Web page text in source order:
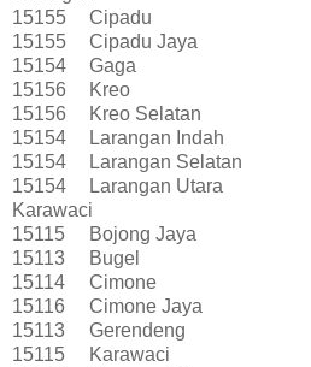
15155
Cipadu
15155
Cipadu Jaya
15154
Gaga
15156
Kreo
15156
Kreo Selatan
15154
Larangan Indah
15154
Larangan Selatan
15154
Larangan Utara
Karawaci
15115
Bojong Jaya
15113
Bugel
15114
Cimone
15116
Cimone Jaya
15113
Gerendeng
15115
Karawaci